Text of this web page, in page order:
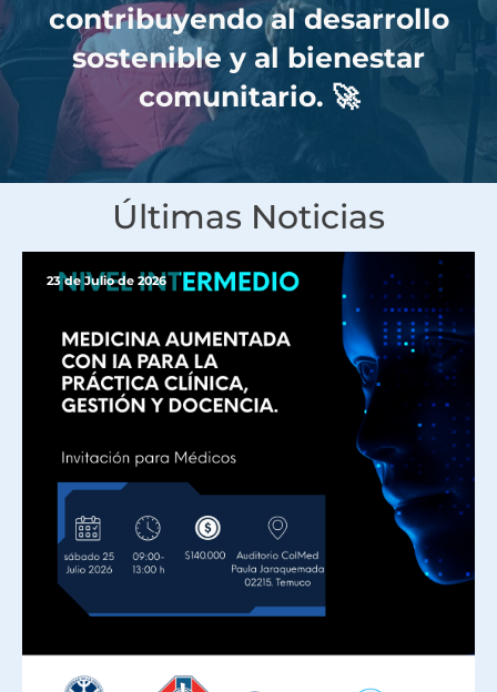
contribuyendo al desarrollo
sostenible y al bienestar
comunitario. 🚀
Últimas Noticias
23 de Julio de 2026